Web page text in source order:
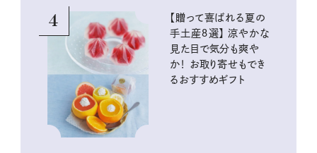
4
【贈って喜ばれる夏の
手土産８選】 涼やかな
見た目で気分も爽や
か！ お取り寄せもでき
るおすすめギフト